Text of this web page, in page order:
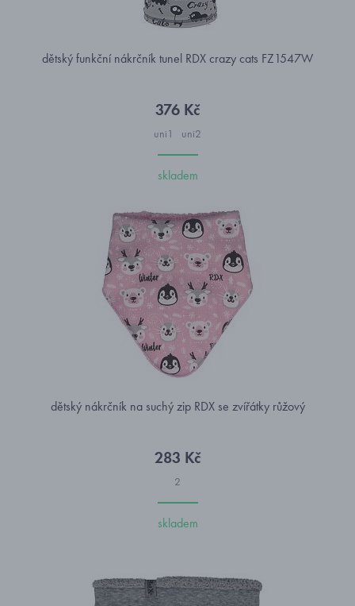
dětský funkční nákrčník tunel RDX crazy cats FZ1547W
376 Kč
uni1 uni2
skladem
dětský nákrčník na suchý zip RDX se zvířátky růžový
283 Kč
2
skladem